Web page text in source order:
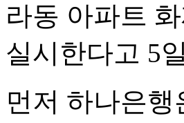
라동 아파트
실시한다고 5
먼저 하나은